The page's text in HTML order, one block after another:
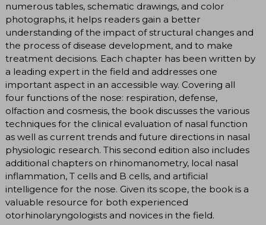
numerous tables, schematic drawings, and color
photographs, it helps readers gain a better
understanding of the impact of structural changes and
the process of disease development, and to make
treatment decisions. Each chapter has been written by
a leading expert in the field and addresses one
important aspect in an accessible way. Covering all
four functions of the nose: respiration, defense,
olfaction and cosmesis, the book discusses the various
techniques for the clinical evaluation of nasal function
as well as current trends and future directions in nasal
physiologic research. This second edition also includes
additional chapters on rhinomanometry, local nasal
inflammation, T cells and B cells, and artificial
intelligence for the nose. Given its scope, the book is a
valuable resource for both experienced
otorhinolaryngologists and novices in the field.